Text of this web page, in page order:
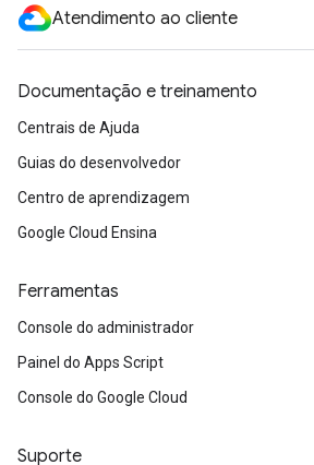
Atendimento ao cliente
Documentação e treinamento
Centrais de Ajuda
Guias do desenvolvedor
Centro de aprendizagem
Google Cloud Ensina
Ferramentas
Console do administrador
Painel do Apps Script
Console do Google Cloud
Suporte